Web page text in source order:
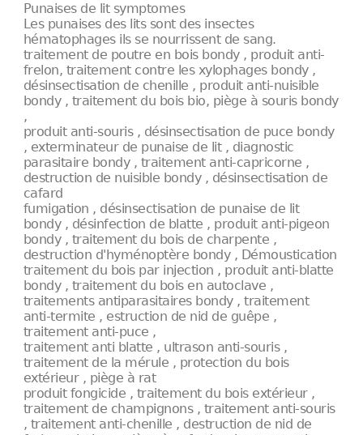
Punaises de lit symptomes
Les punaises des lits sont des insectes
hématophages ils se nourrissent de sang.
traitement de poutre en bois bondy , produit anti-
frelon, traitement contre les xylophages bondy ,
désinsectisation de chenille , produit anti-nuisible
bondy , traitement du bois bio, piège à souris bondy
,
produit anti-souris , désinsectisation de puce bondy
, exterminateur de punaise de lit , diagnostic
parasitaire bondy , traitement anti-capricorne ,
destruction de nuisible bondy , désinsectisation de
cafard
fumigation , désinsectisation de punaise de lit
bondy , désinfection de blatte , produit anti-pigeon
bondy , traitement du bois de charpente ,
destruction d'hyménoptère bondy , Démoustication
traitement du bois par injection , produit anti-blatte
bondy , traitement du bois en autoclave ,
traitements antiparasitaires bondy , traitement
anti-termite , estruction de nid de guêpe ,
traitement anti-puce ,
traitement anti blatte , ultrason anti-souris ,
traitement de la mérule , protection du bois
extérieur , piège à rat
produit fongicide , traitement du bois extérieur ,
traitement de champignons , traitement anti-souris
, traitement anti-chenille , destruction de nid de